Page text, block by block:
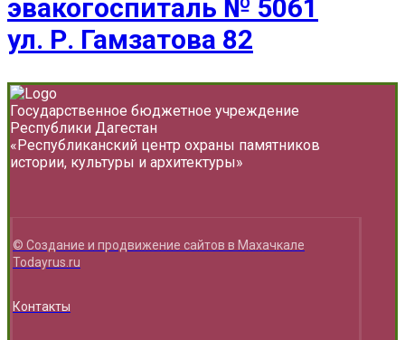
эвакогоспиталь № 5061
ул. Р. Гамзатова 82
Государственное бюджетное учреждение
Республики Дагестан
«Республиканский центр охраны памятников
истории, культуры и архитектуры»
© Создание и продвижение сайтов в Махачкале
Todayrus.ru
Контакты